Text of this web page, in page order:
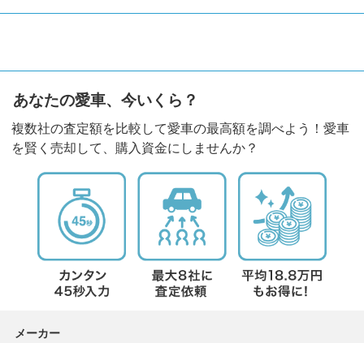
あなたの愛車、今いくら？
複数社の査定額を比較して愛車の最高額を調べよう！愛車
を賢く売却して、購入資金にしませんか？
メーカー